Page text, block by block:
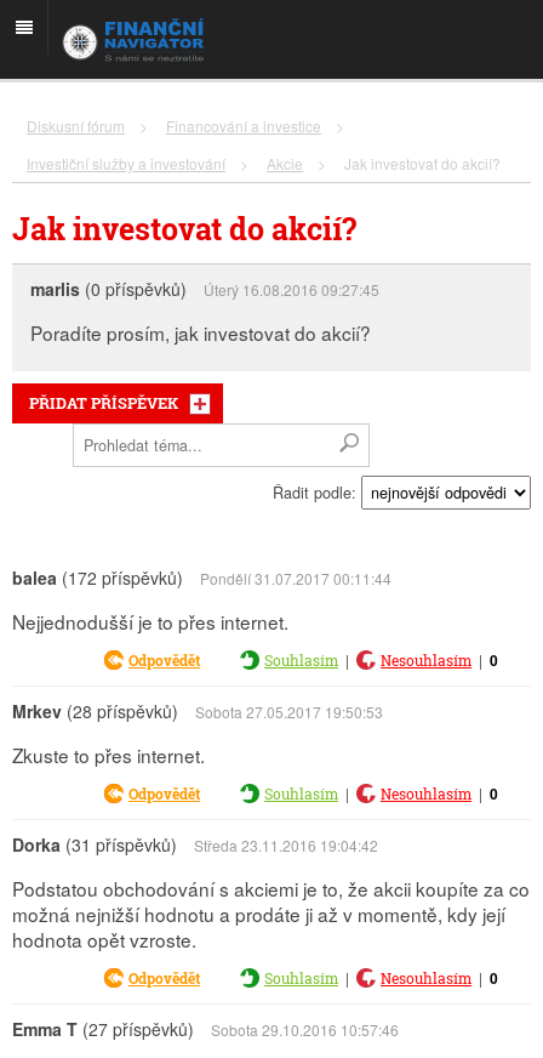
Diskusní fórum > Financování a investice
>
Investiční služby a investování
> Akcie > Jak investovat do akcií?
Jak investovat do akcií?
marlis (0 příspěvků) Úterý 16.08.2016 09:27:45
Poradíte prosím, jak investovat do akcií?
PŘIDAT PŘÍSPĚVEK
Řadit podle:
balea (172 příspěvků) Pondělí 31.07.2017 00:11:44
Nejjednodušší je to přes internet.
Odpovědět Souhlasím | Nesouhlasím | 0
Mrkev (28 příspěvků) Sobota 27.05.2017 19:50:53
Zkuste to přes internet.
Odpovědět Souhlasím | Nesouhlasím | 0
Dorka (31 příspěvků) Středa 23.11.2016 19:04:42
Podstatou obchodování s akciemi je to, že akcii koupíte za co
možná nejnižší hodnotu a prodáte ji až v momentě, kdy její
hodnota opět vzroste.
Odpovědět Souhlasím | Nesouhlasím | 0
Emma T (27 příspěvků) Sobota 29.10.2016 10:57:46